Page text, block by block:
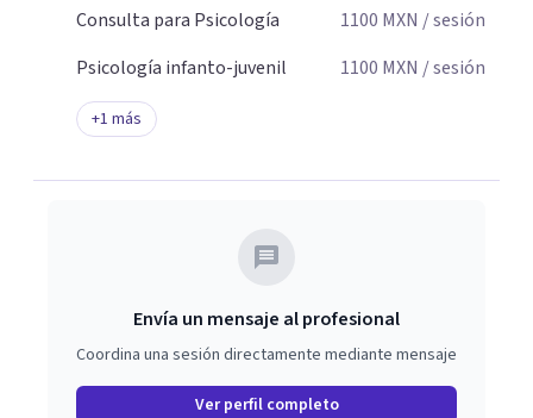
Consulta para Psicología
1100 MXN / sesión
Psicología infanto-juvenil
1100 MXN / sesión
+1 más
Envía un mensaje al profesional
Coordina una sesión directamente mediante mensaje
Ver perfil completo